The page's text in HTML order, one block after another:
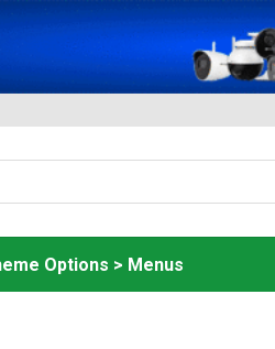
Options > Menus